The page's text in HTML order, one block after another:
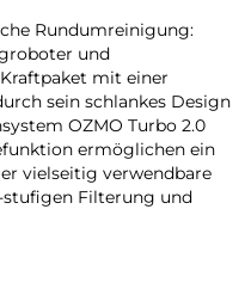
Rundumreinigung:
und
mit einer
sein schlankes Design
OZMO Turbo 2.0
ermöglichen ein
vielseitig verwendbare
Filterung und
durch verbesserte OMNI